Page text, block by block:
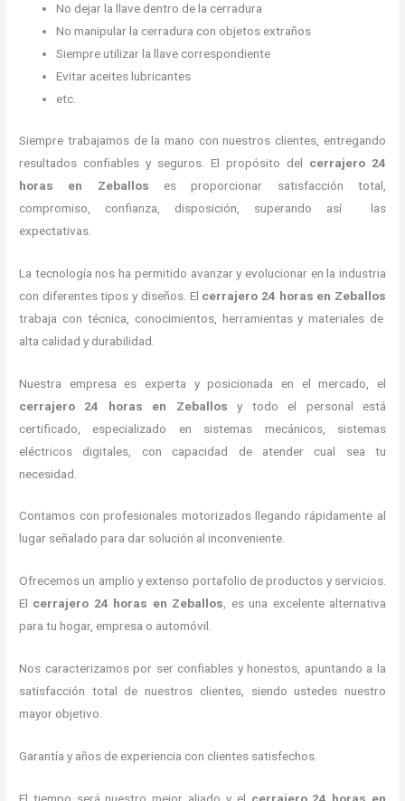
No dejar la llave dentro de la cerradura
No manipular la cerradura con objetos extraños
Siempre utilizar la llave correspondiente
Evitar aceites lubricantes
etc.
Siempre trabajamos de la mano con nuestros clientes, entregando
resultados confiables y seguros. El propósito del cerrajero 24
horas en Zeballos es proporcionar satisfacción total,
compromiso, confianza, disposición, superando así las
expectativas.
La tecnología nos ha permitido avanzar y evolucionar en la industria
con diferentes tipos y diseños. El cerrajero 24 horas en Zeballos
trabaja con técnica, conocimientos, herramientas y materiales de
alta calidad y durabilidad.
Nuestra empresa es experta y posicionada en el mercado, el
cerrajero 24 horas en Zeballos y todo el personal está
certificado, especializado en sistemas mecánicos, sistemas
eléctricos digitales, con capacidad de atender cual sea tu
necesidad.
Contamos con profesionales motorizados llegando rápidamente al
lugar señalado para dar solución al inconveniente.
Ofrecemos un amplio y extenso portafolio de productos y servicios.
El cerrajero 24 horas en Zeballos, es una excelente alternativa
para tu hogar, empresa o automóvil.
Nos caracterizamos por ser confiables y honestos, apuntando a la
satisfacción total de nuestros clientes, siendo ustedes nuestro
mayor objetivo.
Garantía y años de experiencia con clientes satisfechos.